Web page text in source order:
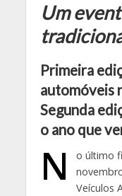
Um
Primeira
automóveis
Segunda
o ano que
N
o último
Veículos